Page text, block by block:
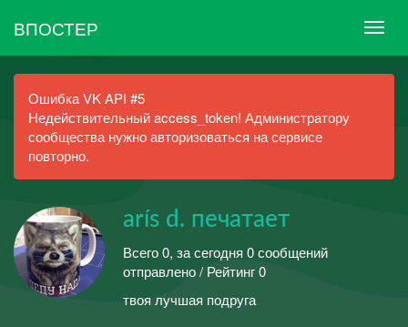
ВПОСТЕР
Ошибка VK API #5
Недействительный access_token! Администратору
сообщества нужно авторизоваться на сервисе
повторно.
arís d. печатает
Всего 0, за сегодня 0 сообщений
отправлено / Рейтинг 0
твоя лучшая подруга